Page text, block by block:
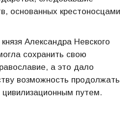
основанных крестоносцами
Александра Невского
сохранить свою
а это дало
возможность продолжать
путем.